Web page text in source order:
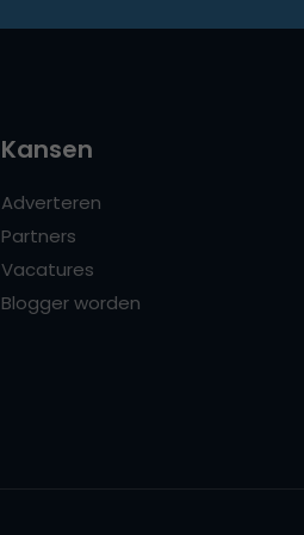
Kansen
Adverteren
Partners
Vacatures
Blogger worden